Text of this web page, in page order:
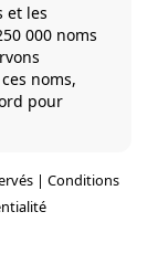
et les
000 noms
noms,
pour
| Conditions